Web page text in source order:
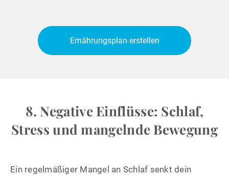
Ernährungsplan erstellen
8. Negative Einflüsse: Schlaf,
Stress und mangelnde Bewegung
Ein regelmäßiger Mangel an Schlaf senkt dein